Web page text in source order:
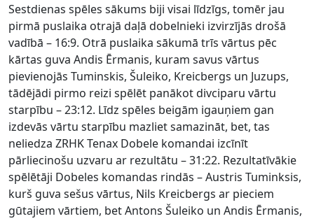
Sestdienas spēles sākums biji visai līdzīgs, tomēr jau
pirmā puslaika otrajā daļā dobelnieki izvirzījās drošā
vadībā – 16:9. Otrā puslaika sākumā trīs vārtus pēc
kārtas guva Andis Ērmanis, kuram savus vārtus
pievienojās Tuminskis, Šuleiko, Kreicbergs un Juzups,
tādējādi pirmo reizi spēlēt panākot divciparu vārtu
starpību – 23:12. Līdz spēles beigām igauņiem gan
izdevās vārtu starpību mazliet samazināt, bet, tas
neliedza ZRHK Tenax Dobele komandai izcīnīt
pārliecinošu uzvaru ar rezultātu – 31:22. Rezultatīvākie
spēlētāji Dobeles komandas rindās – Austris Tuminksis,
kurš guva sešus vārtus, Nils Kreicbergs ar pieciem
gūtajiem vārtiem, bet Antons Šuleiko un Andis Ērmanis,